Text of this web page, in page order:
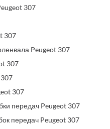
307
307
Peugeot 307
307
307
передач Peugeot 307
передач Peugeot 307